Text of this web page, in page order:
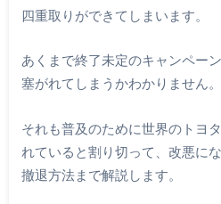
四重取りができてしまいます。
あくまで終了未定のキャンペー
塞がれてしまうかわかりません。
それも普及のために世界のトヨ
れていると割り切って、改悪に
撤退方法まで解説します。